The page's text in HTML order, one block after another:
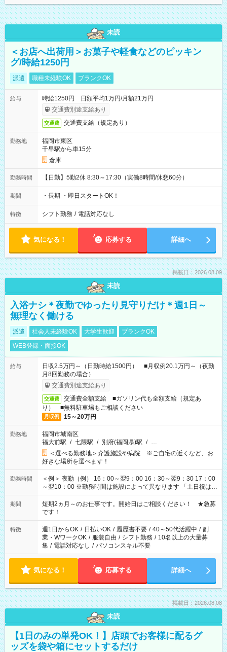
未読
＜お店へ出荷用＞お菓子や軽食などのピッキン
グ/時給1250円
派遣 職種未経験OK ブランクOK
給与
時給1250円 日額平均1万円/月額21万円
交通費別途支給あり
交通費 交通費支給（規定あり）
勤務地
福岡市東区
千早駅から車15分
倉庫
勤務時間 【日勤】5勤2休 8:30～17:30（実働8時間/休憩60分）
期間 ・長期 ・即日スタートOK！
特徴 シフト勤務 / 電話対応なし
気になる！ 応募する 詳細へ
掲載日：2026.08.09
未読
入浴ナシ＊夜勤でゆったり見守りだけ＊週1日～
無理なく働ける
派遣 社会人未経験OK 大学生歓迎
ブランクOK
WEB登録・面接OK
給与
日収2.5万円～（日勤時給1500円） ■月収例20.1万円～（夜勤
月8回勤務の場合）
交通費別途支給あり
交通費
交通費全額支給 ■ガソリン代も全額支給（規定あ
り） ■無料駐車場もご相談ください
月収例 15～20万円
勤務地
福岡市城南区
福大前駅 / 七隈駅 / 別府(福岡県)駅 / …
＜選べる勤務地＞介護施設や病院 ※ご自宅の近くなど、お
好きな場所を選べます！
勤務時間
＜例＞ 夜勤（例） 16：00～翌9：00 16：30～翌9：30 17：00
～翌10：00 ※勤務時間は施設によって異なります 「土日祝は休
みたい」 「しっかり稼ぎたい」 「もう少し遅い時間から始めた
い」など ご希望にあったお仕事をご案内いたします。 ※未経験
の方の場合は1～2ヶ月間は日中での仕事を経験いただき、 お
仕事に慣れてからの夜勤になります。 ★家庭の都合でお休みが
必要な場合も遠慮なくご相談ください。
期間
短期2ヵ月～のお仕事です。開始日はご相談ください！ ★急募
です！
特徴 週1日からOK / 日払いOK / 履歴書不要 / 40～50代活躍中 / 副
業・WワークOK / 服装自由 / シフト勤務 / 10名以上の大量募
集 / 電話対応なし / パソコンスキル不要
気になる！ 応募する 詳細へ
掲載日：2026.08.08
未読
【1日のみの単発OK！】店頭でお客様に配るグ
ッズを袋や箱にセットするだけ